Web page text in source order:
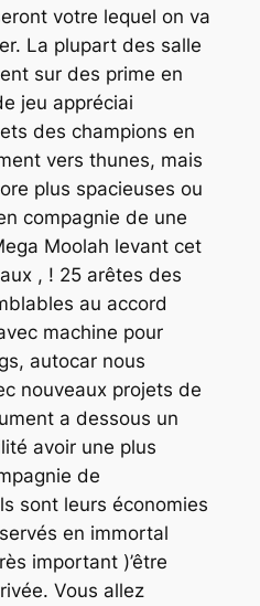
votre lequel on va
La plupart des salle
sur des prime en
jeu appréciai
des champions en
vers thunes, mais
plus spacieuses ou
compagnie de une
Moolah levant cet
, ! 25 arêtes des
au accord
machine pour
autocar nous
nouveaux projets de
a dessous un
avoir une plus
de
sont leurs économies
en immortal
important )’être
Vous allez